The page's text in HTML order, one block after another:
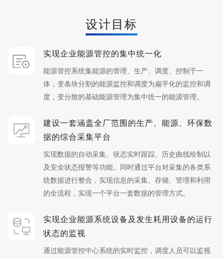
设计目标
实现企业能源管控的集中统一化
能源管控系统集能源的管理、生产、调度、控制于一
体，变条块分割的能源监控和调度为扁平化的监控和调
度，变分散的基础能源管理为集中统一的能源管理。
建设一套涵盖全厂范围的生产、能源、环保数
据的综合采集平台
实现数据的自动采集、状态实时跟踪、历史曲线绘制以
及安全状态报警等功能。同时通过平台对采集的各类系
统数据进行整合，实现信息的采集、存储、管理和利用
的全流程，实现一个平台一套数据的管理方式。
实现企业能源系统设备及发生耗用设备的运行
状态的监视
通过能源管控中心系统的实时监控，调度人员可以监视